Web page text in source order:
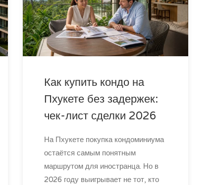
Как купить кондо на
Пхукете без задержек:
чек-лист сделки 2026
На Пхукете покупка кондоминиума
остаётся самым понятным
маршрутом для иностранца. Но в
2026 году выигрывает не тот, кто